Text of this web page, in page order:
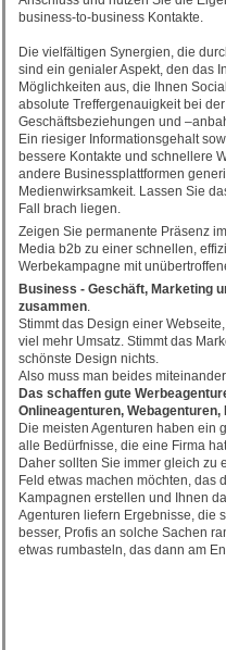
business-to-business Kontakte.
Die vielfältigen Synergien, die
sind ein genialer Aspekt, den das
Möglichkeiten aus, die Ihnen
absolute Treffergenauigkeit bei
Geschäftsbeziehungen und
Ein riesiger Informationsgehalt
bessere Kontakte und schnellere
andere Businessplattformen
Medienwirksamkeit. Lassen Sie
Fall brach liegen.
Zeigen Sie permanente Präsenz
Media b2b zu einer schnellen,
Werbekampagne mit
Business - Geschäft, Marketing
zusammen.
Stimmt das Design einer
viel mehr Umsatz. Stimmt das
schönste Design nichts.
Also muss man beides
Das schaffen gute
Onlineagenturen,
Die meisten Agenturen haben ein
alle Bedürfnisse, die eine Firma
Daher sollten Sie immer gleich zu
Feld etwas machen möchten, das
Kampagnen erstellen und Ihnen
Agenturen liefern Ergebnisse, die
besser, Profis an solche Sachen
etwas rumbasteln, das dann am